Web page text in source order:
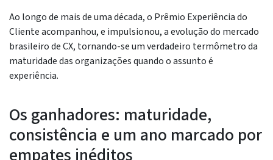
Ao longo de mais de uma década, o Prêmio Experiência do
Cliente acompanhou, e impulsionou, a evolução do mercado
brasileiro de CX, tornando-se um verdadeiro termômetro da
maturidade das organizações quando o assunto é
experiência.
Os ganhadores: maturidade,
consistência e um ano marcado por
empates inéditos